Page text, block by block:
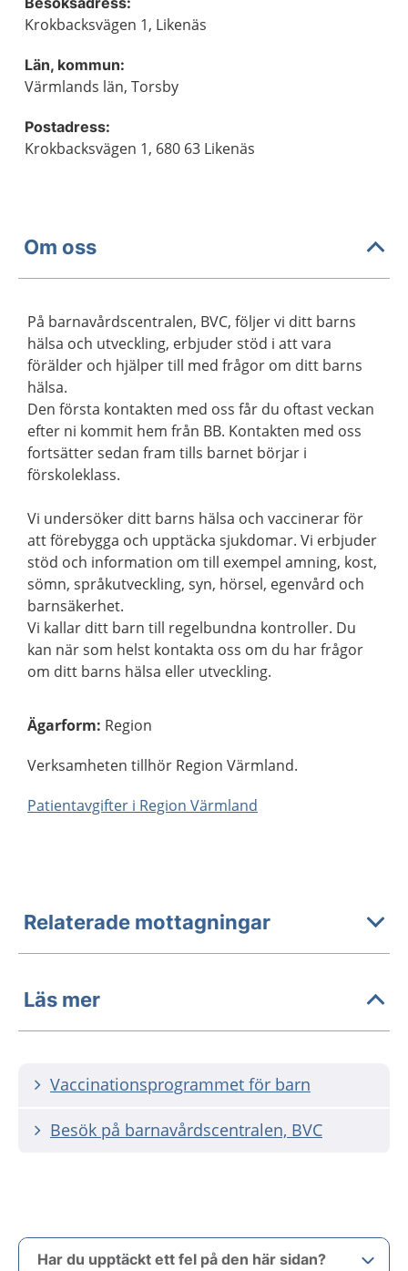
Krokbacksvägen 1, Likenäs
Län, kommun:
Värmlands län, Torsby
Postadress:
Krokbacksvägen 1, 680 63 Likenäs
Om oss
På barnavårdscentralen, BVC, följer vi ditt barns
hälsa och utveckling, erbjuder stöd i att vara
förälder och hjälper till med frågor om ditt barns
hälsa.
Den första kontakten med oss får du oftast veckan
efter ni kommit hem från BB. Kontakten med oss
fortsätter sedan fram tills barnet börjar i
förskoleklass.
Vi undersöker ditt barns hälsa och vaccinerar för
att förebygga och upptäcka sjukdomar. Vi erbjuder
stöd och information om till exempel amning, kost,
sömn, språkutveckling, syn, hörsel, egenvård och
barnsäkerhet.
Vi kallar ditt barn till regelbundna kontroller. Du
kan när som helst kontakta oss om du har frågor
om ditt barns hälsa eller utveckling.
Ägarform: Region
Verksamheten tillhör Region Värmland.
Patientavgifter i Region Värmland
Relaterade mottagningar
Läs mer
Vaccinationsprogrammet för barn
Besök på barnavårdscentralen, BVC
Har du upptäckt ett fel på den här sidan?